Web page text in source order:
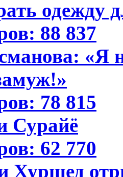
одежду
88 837
«Я
78 815
Сурайё
62 770
Хуршед